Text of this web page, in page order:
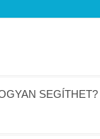
SEGÍTHET?